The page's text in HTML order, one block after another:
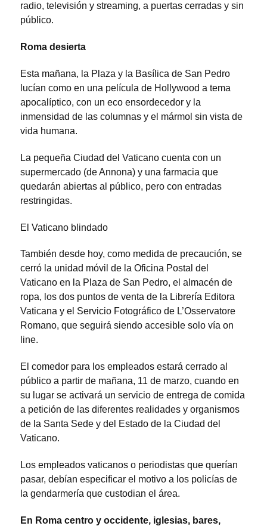
radio, televisión y streaming, a puertas cerradas y sin
público.
Roma desierta
Esta mañana, la Plaza y la Basílica de San Pedro
lucían como en una película de Hollywood a tema
apocalíptico, con un eco ensordecedor y la
inmensidad de las columnas y el mármol sin vista de
vida humana.
La pequeña Ciudad del Vaticano cuenta con un
supermercado (de Annona) y una farmacia que
quedarán abiertas al público, pero con entradas
restringidas.
El Vaticano blindado
También desde hoy, como medida de precaución, se
cerró la unidad móvil de la Oficina Postal del
Vaticano en la Plaza de San Pedro, el almacén de
ropa, los dos puntos de venta de la Librería Editora
Vaticana y el Servicio Fotográfico de L’Osservatore
Romano, que seguirá siendo accesible solo vía on
line.
El comedor para los empleados estará cerrado al
público a partir de mañana, 11 de marzo, cuando en
su lugar se activará un servicio de entrega de comida
a petición de las diferentes realidades y organismos
de la Santa Sede y del Estado de la Ciudad del
Vaticano.
Los empleados vaticanos o periodistas que querían
pasar, debían especificar el motivo a los policías de
la gendarmería que custodian el área.
En Roma centro y occidente, iglesias, bares,